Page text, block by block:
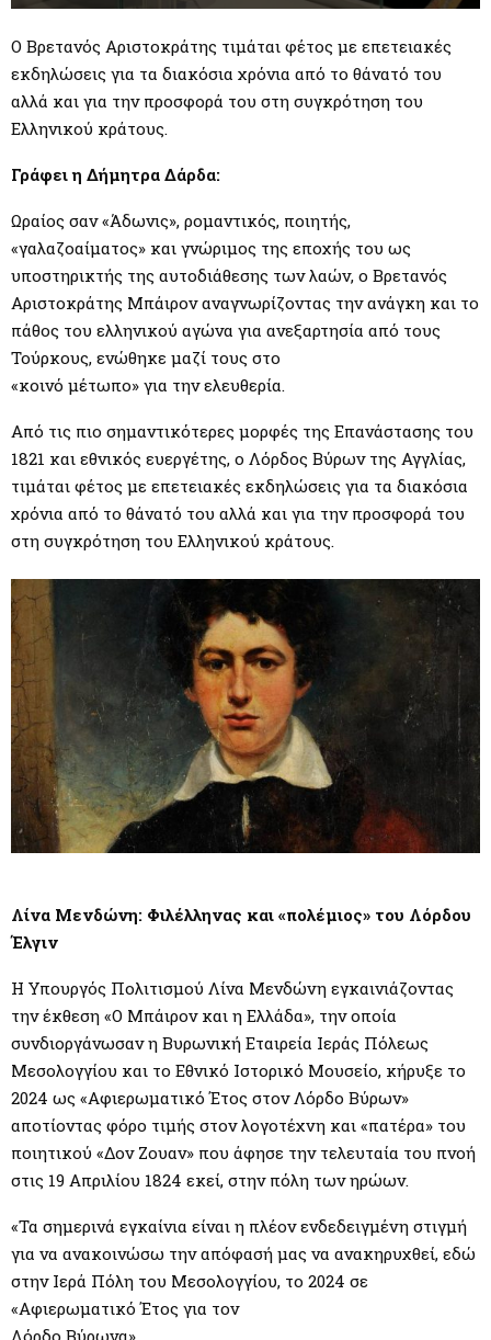
E
N
U
Ο Βρετανός Αριστοκράτης τιμάται φέτος με επετειακές
εκδηλώσεις για τα διακόσια χρόνια από το θάνατό του
αλλά και για την προσφορά του στη συγκρότηση του
Ελληνικού κράτους.
Γράφει η Δήμητρα Δάρδα:
Ωραίος σαν «Άδωνις», ρομαντικός, ποιητής,
«γαλαζοαίματος» και γνώριμος της εποχής του ως
υποστηρικτής της αυτοδιάθεσης των λαών, ο Βρετανός
Αριστοκράτης Μπάιρον αναγνωρίζοντας την ανάγκη και το
πάθος του ελληνικού αγώνα για ανεξαρτησία από τους
Τούρκους, ενώθηκε μαζί τους στο
«κοινό μέτωπο» για την ελευθερία.
Από τις πιο σημαντικότερες μορφές της Επανάστασης του
1821 και εθνικός ευεργέτης, ο Λόρδος Βύρων της Αγγλίας,
τιμάται φέτος με επετειακές εκδηλώσεις για τα διακόσια
χρόνια από το θάνατό του αλλά και για την προσφορά του
στη συγκρότηση του Ελληνικού κράτους.
Λίνα Μενδώνη: Φιλέλληνας και «πολέμιος» του Λόρδου
Έλγιν
Η Υπουργός Πολιτισμού Λίνα Μενδώνη εγκαινιάζοντας
την έκθεση «Ο Μπάιρον και η Ελλάδα», την οποία
συνδιοργάνωσαν η Βυρωνική Εταιρεία Ιεράς Πόλεως
Μεσολογγίου και το Εθνικό Ιστορικό Μουσείο, κήρυξε το
2024 ως «Αφιερωματικό Έτος στον Λόρδο Βύρων»
αποτίοντας φόρο τιμής στον λογοτέχνη και «πατέρα» του
ποιητικού «Δον Ζουαν» που άφησε την τελευταία του πνοή
στις 19 Απριλίου 1824 εκεί, στην πόλη των ηρώων.
«Τα σημερινά εγκαίνια είναι η πλέον ενδεδειγμένη στιγμή
για να ανακοινώσω την απόφασή μας να ανακηρυχθεί, εδώ
στην Ιερά Πόλη του Μεσολογγίου, το 2024 σε
«Αφιερωματικό Έτος για τον